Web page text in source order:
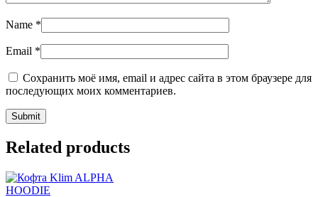
Name *
Email *
Сохранить моё имя, email и адрес сайта в этом браузере для
последующих моих комментариев.
Related products